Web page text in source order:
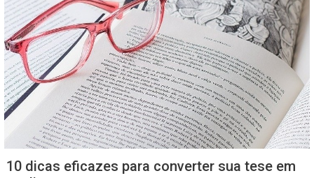
10 dicas eficazes para converter sua tese em